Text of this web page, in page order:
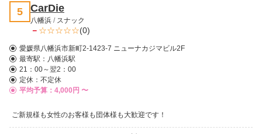
5 CarDie
八幡浜 / スナック
－ (0)
愛媛県八幡浜市新町2-1423-7 ニューナカジマビル2F
最寄駅： 八幡浜駅
21：00～翌2：00
定休：不定休
平均予算：4,000円 〜
ご新規様も女性のお客様も団体様も大歓迎です！